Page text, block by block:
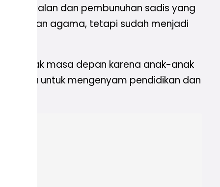
kebrutalan dan pembunuhan sadis yang
agama, tetapi sudah menjadi
masa depan karena anak-anak
untuk mengenyam pendidikan dan